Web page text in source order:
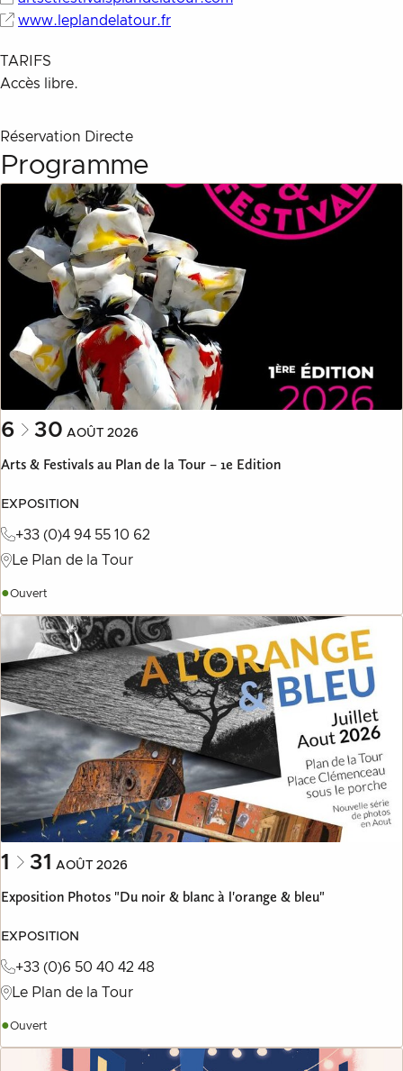
www.leplandelatour.fr
TARIFS
Accès libre.
Réservation Directe
Description
Programme
6 30 AOÛT 2026
Arts & Festivals au Plan de la Tour – 1e Edition
EXPOSITION
+33 (0)4 94 55 10 62
Le Plan de la Tour
●Ouvert
1 31 AOÛT 2026
Exposition Photos "Du noir & blanc à l'orange & bleu"
EXPOSITION
+33 (0)6 50 40 42 48
Le Plan de la Tour
●Ouvert